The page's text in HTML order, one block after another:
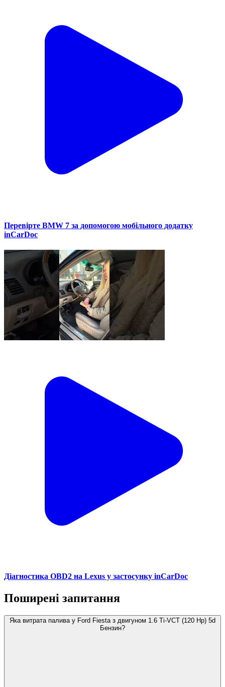
Перевірте BMW 7 за допомогою мобільного додатку
inCarDoc
Діагностика OBD2 на Lexus у застосунку inCarDoc
Поширені запитання
Яка витрата палива у Ford Fiesta з двигуном 1.6 Ti-VCT (120 Hp) 5d
Бензин?